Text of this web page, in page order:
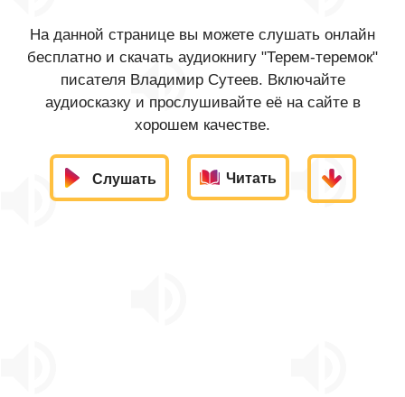
На данной странице вы можете слушать онлайн
бесплатно и скачать аудиокнигу "Терем-теремок"
писателя Владимир Сутеев. Включайте
аудиосказку и прослушивайте её на сайте в
хорошем качестве.
Слушать Читать